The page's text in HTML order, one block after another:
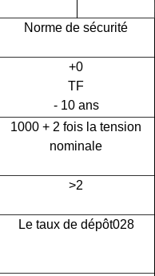
Norme de sécurité
+0
TF
- 10 ans
1000 + 2 fois la tension
nominale
>2
Le taux de dépôt028